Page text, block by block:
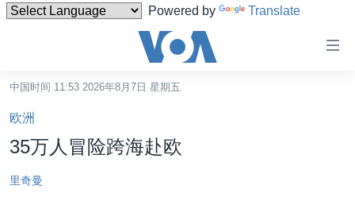
Powered by Translate
碍
链
跳
转
台湾
中国时间 11:53 2026年8月7日 星期五
欧洲
35万人冒险跨海赴欧
里奇曼